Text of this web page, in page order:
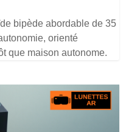
bipède abordable de 35
orienté
que maison autonome.